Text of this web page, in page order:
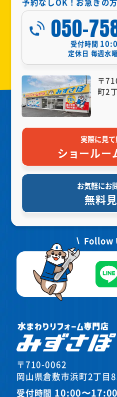
050-
受付時間
定休日 毎週水
〒
町2
実際に見て
ショールー
お気軽にお
無料
Follow
〒710-0062
岡山県倉敷市浜町2丁目
受付時間 10:00〜17:00